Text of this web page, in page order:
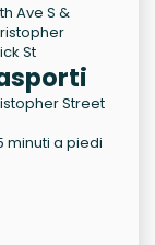
Ave S &
St
Street
minuti a piedi